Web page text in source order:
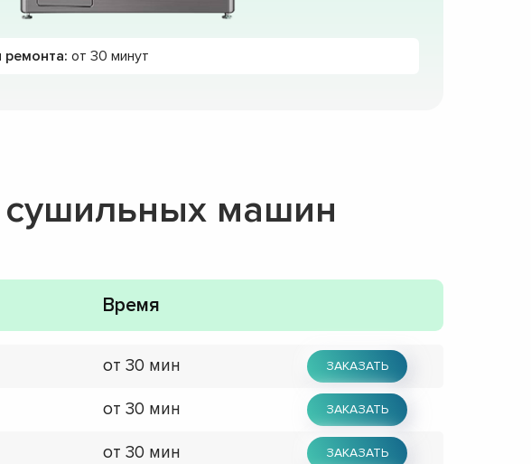
ремонта: от 30 минут
сушильных машин
Время
от 30 мин ЗАКАЗАТЬ
от 30 мин ЗАКАЗАТЬ
от 30 мин ЗАКАЗАТЬ